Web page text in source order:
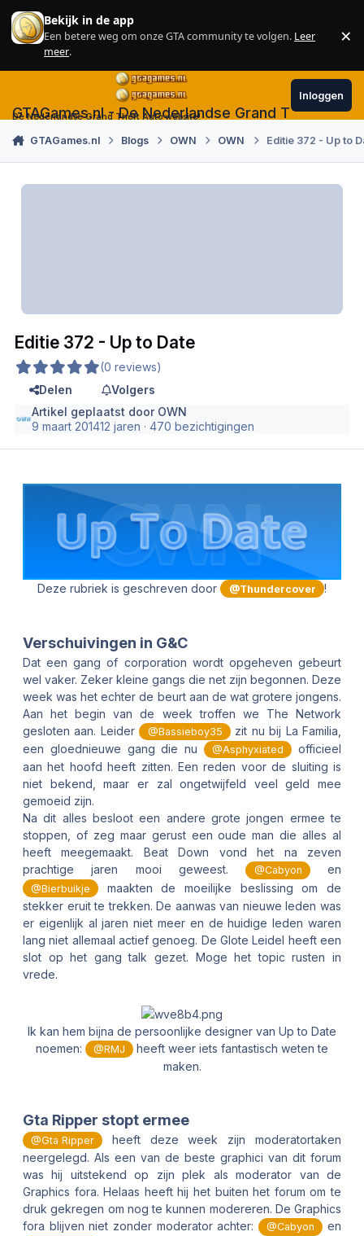
Skip to content
Bekijk in de app
Een betere weg om onze GTA community te volgen. Leer
meer.
×
GTAGames.nl - De Nederlandse Grand Theft Auto
De Nederlandse Grand Theft Auto website!
Inloggen
GTAGames.nl Blogs OWN OWN Editie 372 - Up to
Editie 372 - Up to Date
(0 reviews)
Delen
Volgers
Artikel geplaatst door OWN
9 maart 201412 jaren · 470 bezichtigingen
Deze rubriek is geschreven door @Thundercover !
Verschuivingen in G&C
Dat een gang of corporation wordt opgeheven gebeurt
wel vaker. Zeker kleine gangs die net zijn begonnen. Deze
week was het echter de beurt aan de wat grotere jongens.
Aan het begin van de week troffen we The Network
gesloten aan. Leider
@Bassieboy35
zit nu bij La Familia,
een gloednieuwe gang die nu
@Asphyxiated
officieel
aan het hoofd heeft zitten. Een reden voor de sluiting is
niet bekend, maar er zal ongetwijfeld veel geld mee
gemoeid zijn.
Na dit alles besloot een andere grote jongen ermee te
stoppen, of zeg maar gerust een oude man die alles al
heeft meegemaakt. Beat Down vond het na zeven
prachtige jaren mooi geweest.
@Cabyon en
@Bierbuikje
maakten de moeilijke beslissing om de
stekker eruit te trekken. De aanwas van nieuwe leden was
er eigenlijk al jaren niet meer en de huidige leden waren
lang niet allemaal actief genoeg. De Glote Leidel heeft een
slot op het gang talk gezet. Moge het topic rusten in
vrede.
Ik kan hem bijna de persoonlijke designer van Up to Date
noemen:
@RMJ
heeft weer iets fantastisch weten te
maken.
Gta Ripper stopt ermee
@Gta Ripper
heeft deze week zijn moderatortaken
neergelegd. Als een van de beste graphici van dit forum
was hij uitstekend op zijn plek als moderator van de
Graphics fora. Helaas heeft hij het buiten het forum om te
druk gekregen om nog te kunnen modereren. De Graphics
fora blijven niet zonder moderator achter:
@Cabyon en